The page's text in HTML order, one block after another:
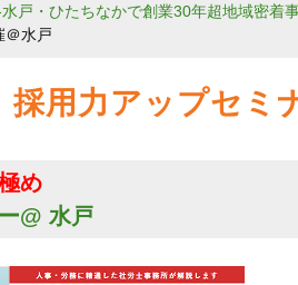
戸・ひたちなかで創業30年超地域密着
水戸
用力アップセミ
め
@ 水戸